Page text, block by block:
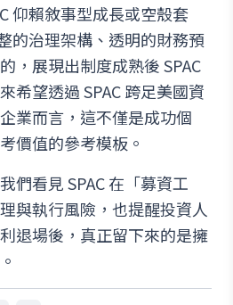
仰賴敘事型成長或空殼套
的治理架構、透明的財務預
，展現出制度成熟後 SPAC
希望透過 SPAC 跨足美國資
業而言，這不僅是成功個
價值的參考模板。
們看見 SPAC 在「募資工
與執行風險，也提醒投資人
退場後，真正留下來的是擁